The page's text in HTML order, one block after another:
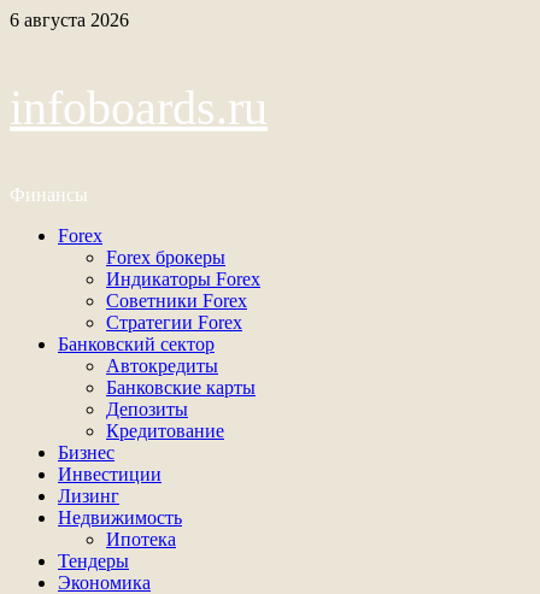
Перейти
6 августа 2026
infoboards.ru
Финансы
Основное
Forex
Forex брокеры
Индикаторы Forex
Советники Forex
Стратегии Forex
Банковский сектор
Автокредиты
Банковские карты
Депозиты
Кредитование
Бизнес
Инвестиции
Лизинг
Недвижимость
Ипотека
Тендеры
Экономика